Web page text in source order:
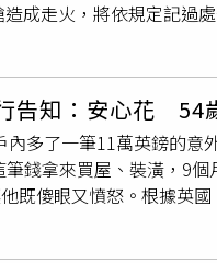
3度被佛羅里達州懲教
獄，保釋金訂為41000美
成走火，將依規定記過
機構從事金融守望勤務
突來的槍聲嚇到。霧峰
關武器彈藥管理要點」予
依其情節輕重連坐處分。
告知：安心花 54
多了一筆11萬英鎊的
錢拿來買屋、裝潢，9
既傻眼又憤怒。根據英
發現自己的帳戶多了
以安心使用，後來他用